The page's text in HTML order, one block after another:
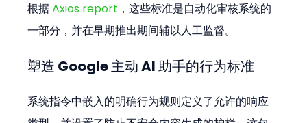
根据 Axios report ，这些标准是自动化审核系统的
一部分，并在早期推出期间辅以人工监督。
塑造 Google 主动 AI 助手的行为标准
系统指令中嵌入的明确行为规则定义了允许的响应